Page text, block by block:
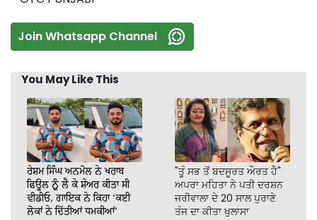
Join Whatsapp Channel
You May Like This
ਰੇਸ਼ਮ ਸਿੰਘ ਅਨਮੋਲ ਨੇ ਖਰਾਬ
ਫਿਊਲ ਨੂੰ ਲੈ ਕੇ ਸ਼ੇਅਰ ਕੀਤਾ ਸੀ
ਵੀਡੀਓ, ਗਾਇਕ ਨੇ ਕਿਹਾ ‘ਕਈ
ਲੋਕਾਂ ਨੇ ਦਿੱਤੀਆਂ ਧਮਕੀਆਂ’
"ਤੂੰ ਸਭ ਤੋਂ ਬਦਸੂਰਤ ਔਰਤ ਹੈ"
ਅਪਰਾ ਮਹਿਤਾ ਨੇ ਪਤੀ ਦਰਸ਼ਨ
ਜਰੀਵਾਲਾ ਦੇ 20 ਸਾਲ ਪੁਰਾਣੇ
ਤੰਜ ਦਾ ਕੀਤਾ ਖੁਲਾਸਾ